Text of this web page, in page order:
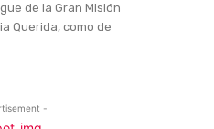
de la Gran Misión
Querida, como de
-